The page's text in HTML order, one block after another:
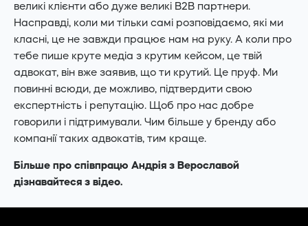
великі клієнти або дуже великі B2B партнери.
Насправді, коли ми тільки самі розповідаємо, які ми
класні, це не завжди працює нам на руку. А коли про
тебе пише круте медіа з крутим кейсом, це твій
адвокат, він вже заявив, що ти крутий. Це пруф. Ми
повинні всюди, де можливо, підтвердити свою
експертність і репутацію. Щоб про нас добре
говорили і підтримували. Чим більше у бренду або
компанії таких адвокатів, тим краще.
Більше про співпрацю Андрія з Верославой
дізнавайтеся з відео.